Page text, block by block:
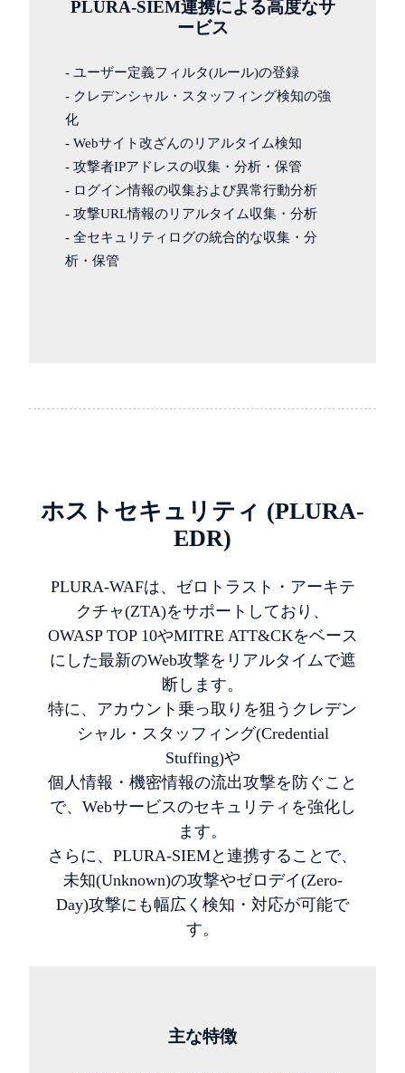
PLURA-SIEM連携による高度なサ
ービス
- ユーザー定義フィルタ(ルール)の登録
- クレデンシャル・スタッフィング検知の強
化
- Webサイト改ざんのリアルタイム検知
- 攻撃者IPアドレスの収集・分析・保管
- ログイン情報の収集および異常行動分析
- 攻撃URL情報のリアルタイム収集・分析
- 全セキュリティログの統合的な収集・分
析・保管
ホストセキュリティ (PLURA-
EDR)
PLURA-WAFは、ゼロトラスト・アーキテ
クチャ(ZTA)をサポートしており、
OWASP TOP 10やMITRE ATT&CKをベース
にした最新のWeb攻撃をリアルタイムで遮
断します。
特に、アカウント乗っ取りを狙うクレデン
シャル・スタッフィング(Credential
Stuffing)や
個人情報・機密情報の流出攻撃を防ぐこと
で、Webサービスのセキュリティを強化し
ます。
さらに、PLURA-SIEMと連携することで、
未知(Unknown)の攻撃やゼロデイ(Zero-
Day)攻撃にも幅広く検知・対応が可能で
す。
主な特徴